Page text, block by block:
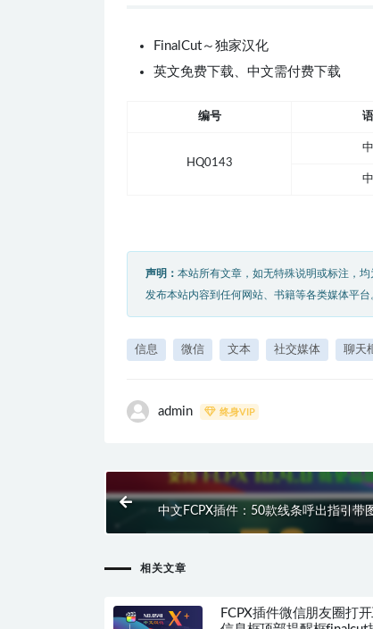
FinalCut～独家汉化
英文免费下载、中文需付费下载
编号
HQ0143
声明： 本站所有文章，如无特殊说明或标注，
发布本站内容到任何网站、书籍等各类媒体平
信息 微信 文本 社交媒体 聊天
admin 终身VIP
中文FCPX插件：50款线条呼出指引带
态文本标题 Call-
相关文章
FCPX插件微信朋友圈打